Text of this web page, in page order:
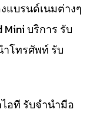
แบรนด์เนมต่างๆ
บริการ รับ
โทรศัพท์ รับ
อที รับจำนำมือ